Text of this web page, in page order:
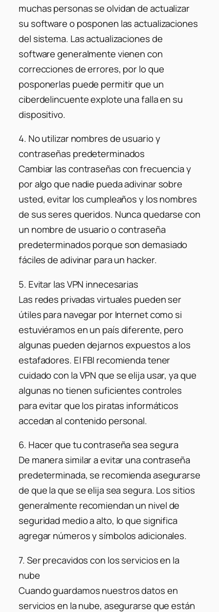
muchas personas se olvidan de actualizar
su software o posponen las actualizaciones
del sistema. Las actualizaciones de
software generalmente vienen con
correcciones de errores, por lo que
posponerlas puede permitir que un
ciberdelincuente explote una falla en su
dispositivo.
4. No utilizar nombres de usuario y
contraseñas predeterminados
Cambiar las contraseñas con frecuencia y
por algo que nadie pueda adivinar sobre
usted, evitar los cumpleaños y los nombres
de sus seres queridos. Nunca quedarse con
un nombre de usuario o contraseña
predeterminados porque son demasiado
fáciles de adivinar para un hacker.
5. Evitar las VPN innecesarias
Las redes privadas virtuales pueden ser
útiles para navegar por Internet como si
estuviéramos en un país diferente, pero
algunas pueden dejarnos expuestos a los
estafadores. El FBI recomienda tener
cuidado con la VPN que se elija usar, ya que
algunas no tienen suficientes controles
para evitar que los piratas informáticos
accedan al contenido personal.
6. Hacer que tu contraseña sea segura
De manera similar a evitar una contraseña
predeterminada, se recomienda asegurarse
de que la que se elija sea segura. Los sitios
generalmente recomiendan un nivel de
seguridad medio a alto, lo que significa
agregar números y símbolos adicionales.
7. Ser precavidos con los servicios en la
nube
Cuando guardamos nuestros datos en
servicios en la nube, asegurarse que están